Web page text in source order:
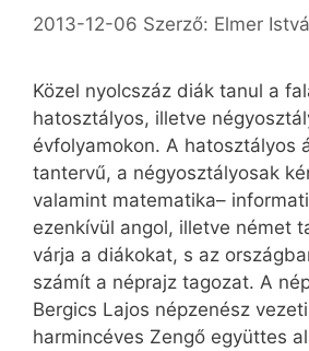
2013-12-06 Szerző: Elmer
Közel nyolcszáz diák tanul a
hatosztályos, illetve
évfolyamokon. A hatosztályos
tantervű, a négyosztályosak
valamint matematika–
ezenkívül angol, illetve német
várja a diákokat, s az
számít a néprajz tagozat. A
Bergics Lajos népzenész
harmincéves Zengő együttes